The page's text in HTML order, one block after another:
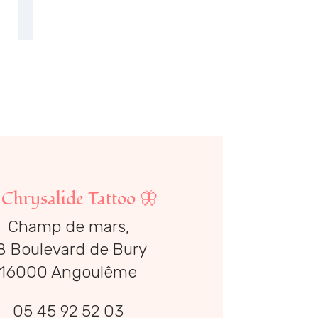
Chrysalide Tattoo 🦋
Champ de mars,
Boulevard de Bury
16000 Angoulême
05 45 92 52 03